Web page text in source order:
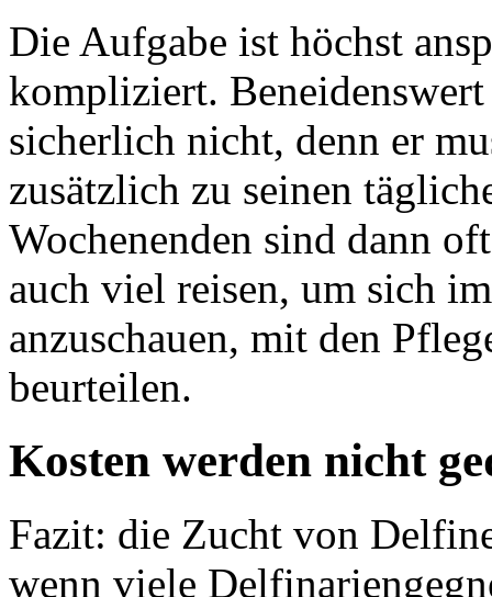
Die Aufgabe ist höchst
kompliziert.
sicherlich nicht, denn er
zusätzlich zu seinen
Wochenenden sind dann
auch viel reisen, um sich
anzuschauen, mit den
beurteilen.
Kosten werden nicht
Fazit: die Zucht von
wenn viele